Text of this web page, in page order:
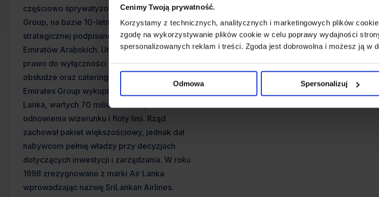
Cenimy Twoją prywatność.
Korzystamy z technicznych, analitycznych i marketingowych plików
zgodę na wykorzystywanie plików cookie w celu poprawy wydajności
spersonalizowanych reklam i treści. Zgoda jest dobrowolna i możesz ją w
Odmowa Spersonalizuj
częściowo sprywatyzowany przez Emirates
Group, na bazie 10-letniej umowy o współpracy
strategicznej podpisanej przez rządy Sri Lanki i
Emiratów Arabskich. Umowa dawała także
prawo do wyłączności przy naziemnej
obsłudze oraz cateringu na lotnisku w Kolombo.
Emirates Group wykupiły 40% udziałów w Air
Lanka, wartych 70 milionów USD, z zamiarem
odnowienia wizerunku i floty linii. Rząd
zachował pakiet większościowy, jednak dał
nabywcom pełnię władzy przy decyzjach
dotyczących inwestycji i zarządzania. W roku
1998 zrezygnowano z marki Air Lanka
wprowadzając nazwę SriLankan Airlines.